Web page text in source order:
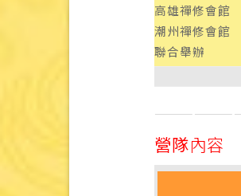
高雄禪修會館
潮州禪修會館
聯合舉辦
營隊內容